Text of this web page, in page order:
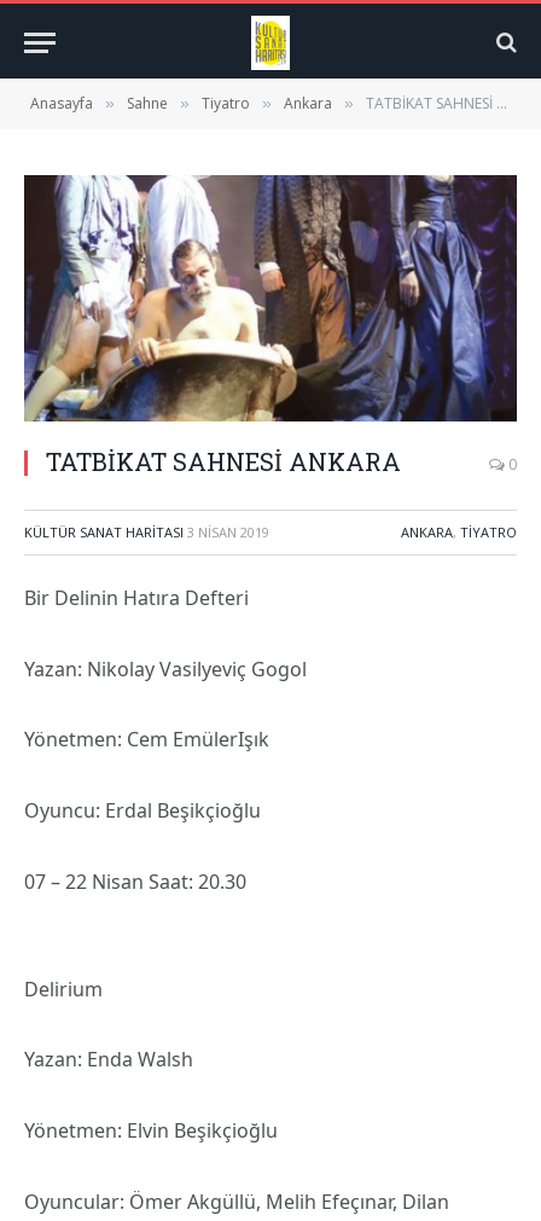
Anasayfa » Sahne » Tiyatro » Ankara » TATBİKAT SAHNESİ ANKARA
TATBİKAT SAHNESİ ANKARA 0
KÜLTÜR SANAT HARITASI 3 NISAN 2019 ANKARA, TIYATRO
Bir Delinin Hatıra Defteri
Yazan: Nikolay Vasilyeviç Gogol
Yönetmen: Cem EmülerIşık
Oyuncu: Erdal Beşikçioğlu
07 – 22 Nisan Saat: 20.30
Delirium
Yazan: Enda Walsh
Yönetmen: Elvin Beşikçioğlu
Oyuncular: Ömer Akgüllü, Melih Efeçınar, Dilan